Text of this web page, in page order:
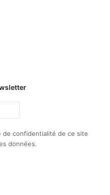
de confidentialité de ce site
données.